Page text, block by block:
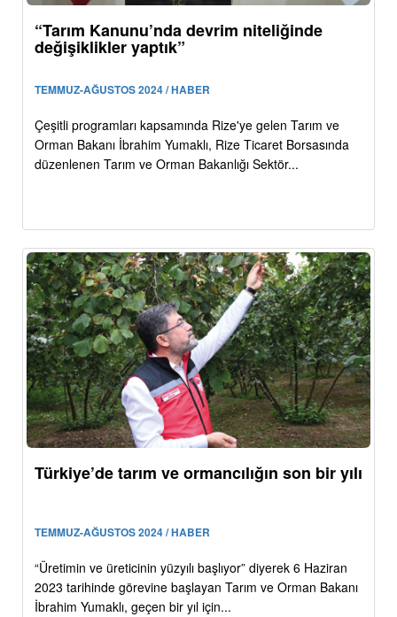
“Tarım Kanunu’nda devrim niteliğinde
değişiklikler yaptık”
TEMMUZ-AĞUSTOS 2024 / HABER
Çeşitli programları kapsamında Rize'ye gelen Tarım ve
Orman Bakanı İbrahim Yumaklı, Rize Ticaret Borsasında
düzenlenen Tarım ve Orman Bakanlığı Sektör...
Türkiye’de tarım ve ormancılığın son bir yılı
TEMMUZ-AĞUSTOS 2024 / HABER
“Üretimin ve üreticinin yüzyılı başlıyor” diyerek 6 Haziran
2023 tarihinde görevine başlayan Tarım ve Orman Bakanı
İbrahim Yumaklı, geçen bir yıl için...